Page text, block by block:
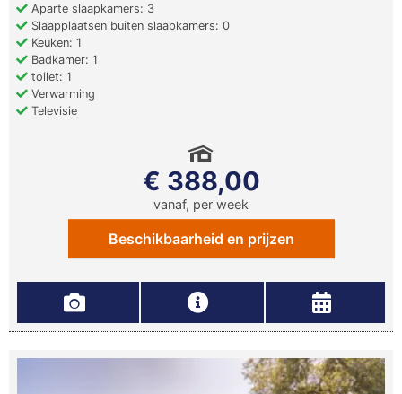
Aparte slaapkamers: 3
Slaapplaatsen buiten slaapkamers: 0
Keuken: 1
Badkamer: 1
toilet: 1
Verwarming
Televisie
€ 388,00
vanaf, per week
Beschikbaarheid en prijzen